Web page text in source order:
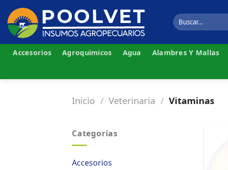
content
Buscar
por:
Accesorios Agroquimicos Agua Alambres Y Mallas
Inicio / Veterinaria / Vitaminas
Categorías
Accesorios